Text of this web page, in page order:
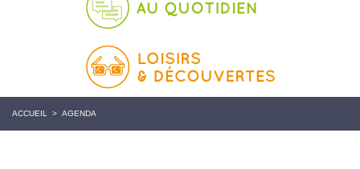
ACCUEIL > AGENDA